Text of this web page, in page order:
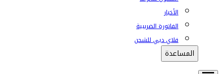
الأخبار
الفاتورة الضريبية
فلاي دبي للشحن
المساعدة